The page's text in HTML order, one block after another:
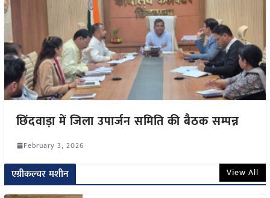
छिंदवाड़ा में जिला उपार्जन समिति की बैठक सम्पन्न
February 3, 2026
एग्रीकल्चर मशीन View All